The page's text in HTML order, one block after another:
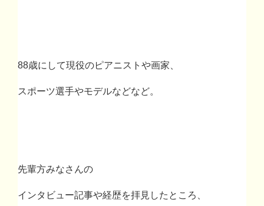
88歳にして現役のピアニストや画家、
スポーツ選手やモデルなどなど。
先輩方みなさんの
インタビュー記事や経歴を拝見したところ、